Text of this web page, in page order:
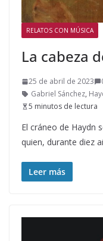
RELATOS CON MÚSICA
La cabeza
25 de abril de 2023
Gabriel Sánchez,
5 minutos de lectura
El cráneo de Haydn
quien, durante diez
Leer más